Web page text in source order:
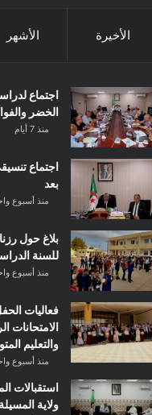
الأخيرة الأشهر
اجتماع
الخضر
منذ 7 أيام
اجتماع
بعد
منذ أسبوع
بلاغ حول
للسنة الدراسية
منذ أسبوع
فعاليات
الامتحانات
والتعليم
منذ أسبوع
استقبالات
ولاية المسيلة